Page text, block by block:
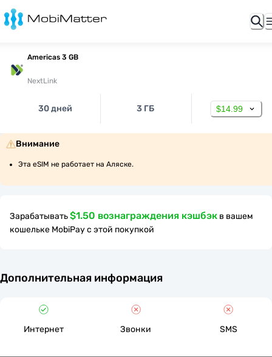
Americas 3 GB
NextLink
30 дней 3 ГБ $14.99
Внимание
Эта eSIM не работает на Аляске.
Зарабатывать$1.50 вознаграждения кэшбэк в вашем
кошельке MobiPay с этой покупкой
Дополнительная информация
Интернет Звонки SMS